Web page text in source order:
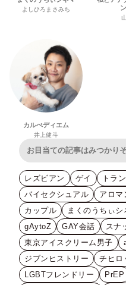
よしひろまさみち
カルぺディエム
井上健斗
レズビアン ゲイ
トラ
バイセクシュアル
アロマ
カップル
まくのうちぃシ
gAytoZ
GAY会話 スナ
東京アイスクリーム男子
ジブンヒストリー
チヒロ
LGBTフレンドリー
PrEP